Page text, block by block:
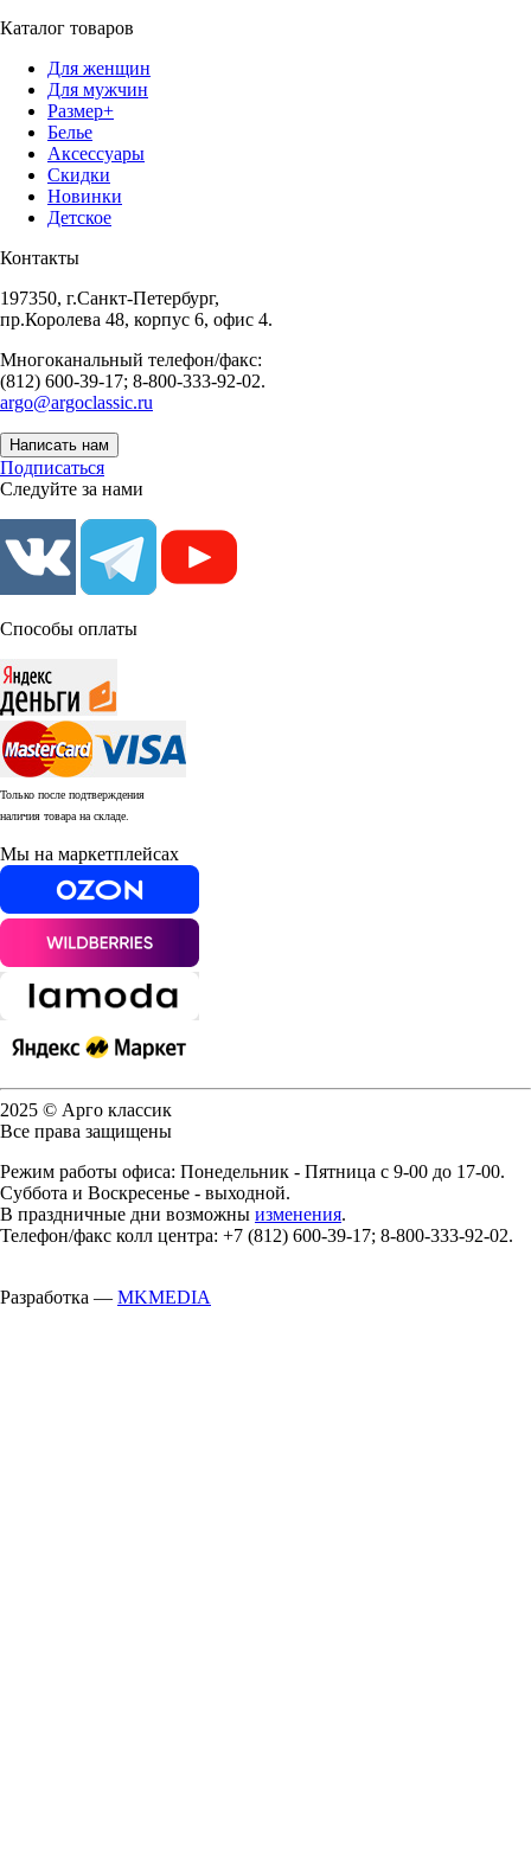
Каталог товаров
Для женщин
Для мужчин
Размер+
Белье
Аксессуары
Скидки
Новинки
Детское
Контакты
197350, г.Санкт-Петербург,
пр.Королева 48, корпус 6, офис 4.
Многоканальный телефон/факс:
(812) 600-39-17; 8-800-333-92-02.
argo@argoclassic.ru
Написать нам
Подписаться
Следуйте за нами
Способы оплаты
Только после подтверждения
наличия товара на складе.
Мы на маркетплейсах
2025 © Арго классик
Все права защищены
Режим работы офиса: Понедельник - Пятница с 9-00 до 17-00.
Суббота и Воскресенье - выходной.
В праздничные дни возможны изменения.
Телефон/факс колл центра: +7 (812) 600-39-17; 8-800-333-92-02.
Разработка — MKMEDIA